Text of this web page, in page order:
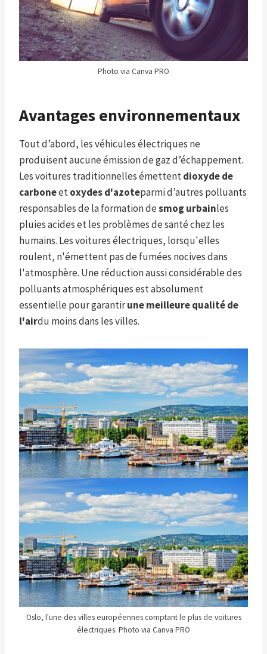
Photo via Canva PRO
Avantages environnementaux
Tout d’abord, les véhicules électriques ne
produisent aucune émission de gaz d’échappement.
Les voitures traditionnelles émettentdioxyde de
carboneetoxydes d'azoteparmi d’autres polluants
responsables de la formation desmog urbainles
pluies acides et les problèmes de santé chez les
humains. Les voitures électriques, lorsqu'elles
roulent, n'émettent pas de fumées nocives dans
l'atmosphère. Une réduction aussi considérable des
polluants atmosphériques est absolument
essentielle pour garantirune meilleure qualité de
l'airdu moins dans les villes.
Oslo, l'une des villes européennes comptant le plus de voitures
électriques. Photo via Canva PRO